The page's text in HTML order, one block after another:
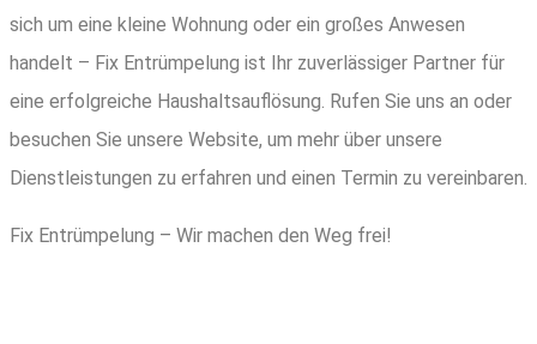
sich um eine kleine Wohnung oder ein großes Anwesen
handelt – Fix Entrümpelung ist Ihr zuverlässiger Partner für
eine erfolgreiche Haushaltsauflösung. Rufen Sie uns an oder
besuchen Sie unsere Website, um mehr über unsere
Dienstleistungen zu erfahren und einen Termin zu vereinbaren.
Fix Entrümpelung – Wir machen den Weg frei!